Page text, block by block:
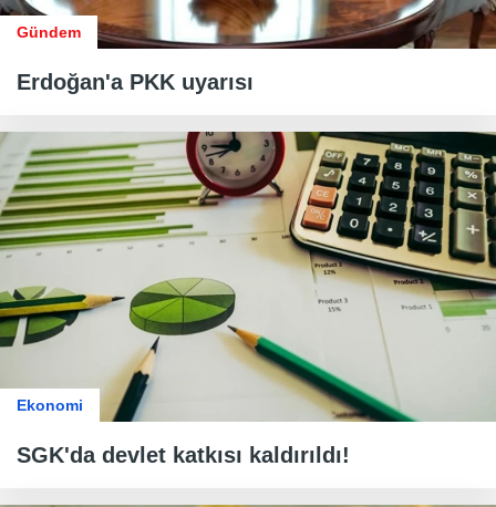
Gündem
Erdoğan'a PKK uyarısı
Ekonomi
SGK'da devlet katkısı kaldırıldı!